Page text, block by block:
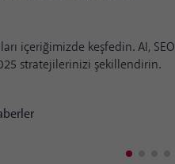
içeriğimizde keşfedin. AI, SEO
stratejilerinizi şekillendirin.